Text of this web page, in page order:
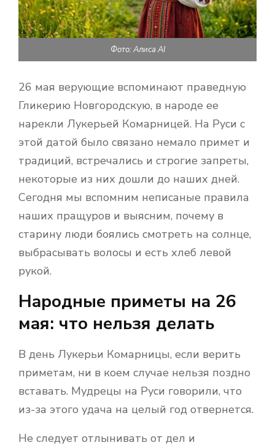
Ю
Фото: Алиса AI
26 мая верующие вспоминают праведную
Гликерию Новгородскую, в народе ее
нарекли Лукерьей Комарницей. На Руси с
этой датой было связано немало примет и
традиций, встречались и строгие запреты,
некоторые из них дошли до наших дней.
Сегодня мы вспомним неписаные правила
наших пращуров и выясним, почему в
старину люди боялись смотреть на солнце,
выбрасывать волосы и есть хлеб левой
рукой.
Народные приметы на 26
мая: что нельзя делать
В день Лукерьи Комарницы, если верить
приметам, ни в коем случае нельзя поздно
вставать. Мудрецы на Руси говорили, что
из-за этого удача на целый год отвернется.
Не следует отлынивать от дел и